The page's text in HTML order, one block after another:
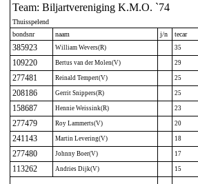
Team: Biljartvereniging K.M.O. `74
Thuisspelend
bondsnr
naam j/n tecar
385923 William Wevers(R) 35
109220 Bertus van der Molen(V) 29
277481 Reinald Tempert(V) 25
208186 Gerrit Snippers(R) 25
158687 Hennie Weissink(R) 23
277479 Roy Lammerts(V) 20
241143 Martin Levering(V) 18
277480 Johnny Boer(V) 17
113262 Andries Dijk(V) 15